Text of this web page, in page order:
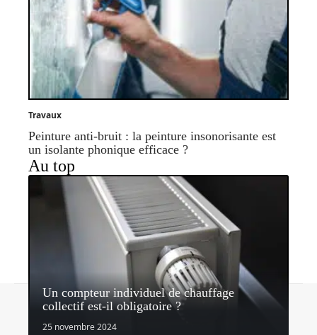
Travaux
Peinture anti-bruit : la peinture insonorisante est
un isolante phonique efficace ?
Au top
Un compteur individuel de chauffage
collectif est-il obligatoire ?
25 novembre 2024© 2026 | quipeutlefaire.fr
Contact Mentions légales Sitemap